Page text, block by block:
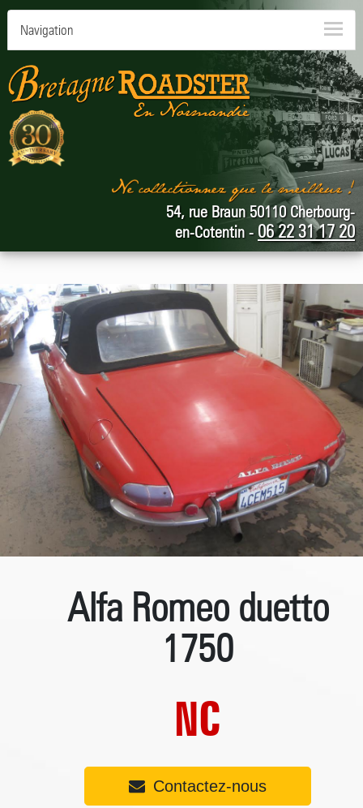
Navigation
54, rue Braun 50110 Cherbourg-
en-Cotentin - 06 22 31 17 20
Alfa Romeo duetto
1750
NC
Contactez-nous